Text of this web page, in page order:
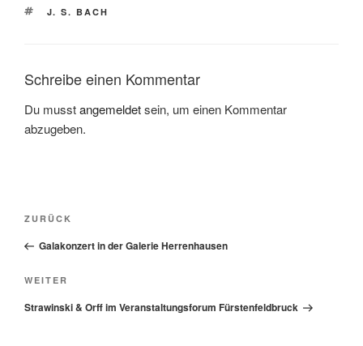
SCHLAGWÖRTER
J. S. BACH
Schreibe einen Kommentar
Du musstangemeldetsein, um einen Kommentar
abzugeben.
Beitragsnavigation
Vorheriger
Beitrag
ZURÜCK
Galakonzert in der Galerie Herrenhausen
Nächster
Beitrag
WEITER
Strawinski & Orff im Veranstaltungsforum Fürstenfeldbruck